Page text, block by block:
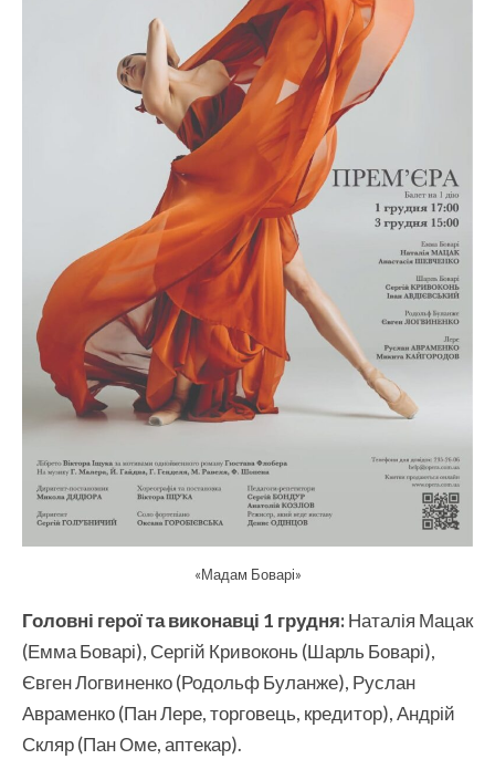
«Мадам Боварі»
Головні герої та виконавці 1 грудня:Наталія Мацак
(Емма Боварі), Сергій Кривоконь (Шарль Боварі),
Євген Логвиненко (Родольф Буланже), Руслан
Авраменко (Пан Лере, торговець, кредитор), Андрій
Скляр (Пан Оме, аптекар).